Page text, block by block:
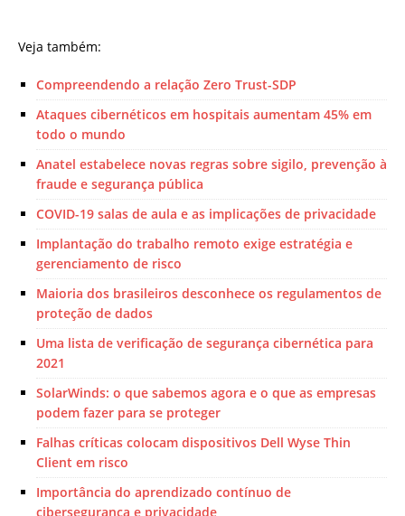
Veja também:
Compreendendo a relação Zero Trust-SDP
Ataques cibernéticos em hospitais aumentam 45% em
todo o mundo
Anatel estabelece novas regras sobre sigilo, prevenção à
fraude e segurança pública
COVID-19 salas de aula e as implicações de privacidade
Implantação do trabalho remoto exige estratégia e
gerenciamento de risco
Maioria dos brasileiros desconhece os regulamentos de
proteção de dados
Uma lista de verificação de segurança cibernética para
2021
SolarWinds: o que sabemos agora e o que as empresas
podem fazer para se proteger
Falhas críticas colocam dispositivos Dell Wyse Thin
Client em risco
Importância do aprendizado contínuo de
cibersegurança e privacidade